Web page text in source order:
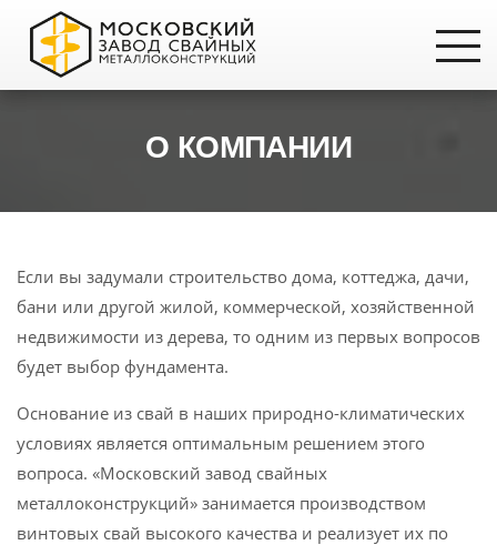
О КОМПАНИИ
Если вы задумали строительство дома, коттеджа, дачи,
бани или другой жилой, коммерческой, хозяйственной
недвижимости из дерева, то одним из первых вопросов
будет выбор фундамента.
Основание из свай в наших природно-климатических
условиях является оптимальным решением этого
вопроса. «Московский завод свайных
металлоконструкций» занимается производством
винтовых свай высокого качества и реализует их по